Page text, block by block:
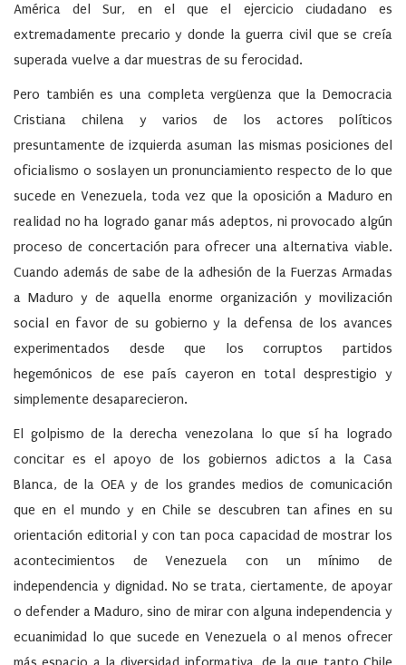
América del Sur, en el que el ejercicio ciudadano es
extremadamente precario y donde la guerra civil que se creía
superada vuelve a dar muestras de su ferocidad.
Pero también es una completa vergüenza que la Democracia
Cristiana chilena y varios de los actores políticos
presuntamente de izquierda asuman las mismas posiciones del
oficialismo o soslayen un pronunciamiento respecto de lo que
sucede en Venezuela, toda vez que la oposición a Maduro en
realidad no ha logrado ganar más adeptos, ni provocado algún
proceso de concertación para ofrecer una alternativa viable.
Cuando además de sabe de la adhesión de la Fuerzas Armadas
a Maduro y de aquella enorme organización y movilización
social en favor de su gobierno y la defensa de los avances
experimentados desde que los corruptos partidos
hegemónicos de ese país cayeron en total desprestigio y
simplemente desaparecieron.
El golpismo de la derecha venezolana lo que sí ha logrado
concitar es el apoyo de los gobiernos adictos a la Casa
Blanca, de la OEA y de los grandes medios de comunicación
que en el mundo y en Chile se descubren tan afines en su
orientación editorial y con tan poca capacidad de mostrar los
acontecimientos de Venezuela con un mínimo de
independencia y dignidad. No se trata, ciertamente, de apoyar
o defender a Maduro, sino de mirar con alguna independencia y
ecuanimidad lo que sucede en Venezuela o al menos ofrecer